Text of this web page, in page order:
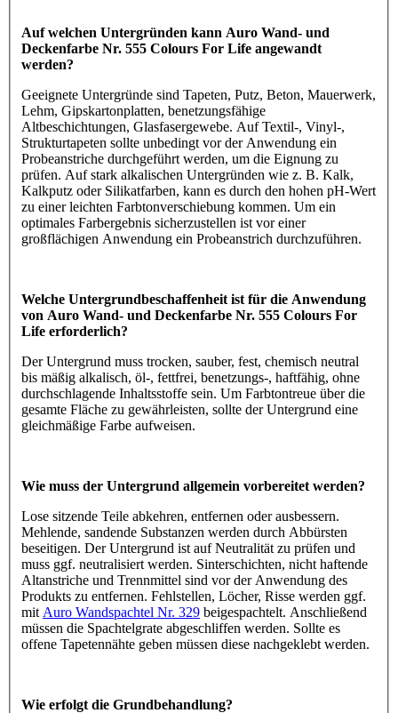
Auf welchen Untergründen kann Auro Wand- und
Deckenfarbe Nr. 555 Colours For Life angewandt
werden?
Geeignete Untergründe sind Tapeten, Putz, Beton, Mauerwerk,
Lehm, Gipskartonplatten, benetzungsfähige
Altbeschichtungen, Glasfasergewebe. Auf Textil-, Vinyl-,
Strukturtapeten sollte unbedingt vor der Anwendung ein
Probeanstriche durchgeführt werden, um die Eignung zu
prüfen. Auf stark alkalischen Untergründen wie z. B. Kalk,
Kalkputz oder Silikatfarben, kann es durch den hohen pH-Wert
zu einer leichten Farbtonverschiebung kommen. Um ein
optimales Farbergebnis sicherzustellen ist vor einer
großflächigen Anwendung ein Probeanstrich durchzuführen.
Welche Untergrundbeschaffenheit ist für die Anwendung
von Auro Wand- und Deckenfarbe Nr. 555 Colours For
Life erforderlich?
Der Untergrund muss trocken, sauber, fest, chemisch neutral
bis mäßig alkalisch, öl-, fettfrei, benetzungs-, haftfähig, ohne
durchschlagende Inhaltsstoffe sein. Um Farbtontreue über die
gesamte Fläche zu gewährleisten, sollte der Untergrund eine
gleichmäßige Farbe aufweisen.
Wie muss der Untergrund allgemein vorbereitet werden?
Lose sitzende Teile abkehren, entfernen oder ausbessern.
Mehlende, sandende Substanzen werden durch Abbürsten
beseitigen. Der Untergrund ist auf Neutralität zu prüfen und
muss ggf. neutralisiert werden. Sinterschichten, nicht haftende
Altanstriche und Trennmittel sind vor der Anwendung des
Produkts zu entfernen. Fehlstellen, Löcher, Risse werden ggf.
mit Auro Wandspachtel Nr. 329 beigespachtelt. Anschließend
müssen die Spachtelgrate abgeschliffen werden. Sollte es
offene Tapetennähte geben müssen diese nachgeklebt werden.
Wie erfolgt die Grundbehandlung?